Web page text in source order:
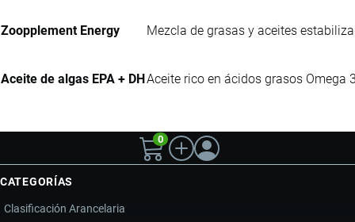
Zoopplement Energy Mezcla de grasas y aceites
Aceite de algas EPA + DH Aceite rico en ácidos grasos Omega
0
CATEGORÍAS
Clasificación Arancelaria